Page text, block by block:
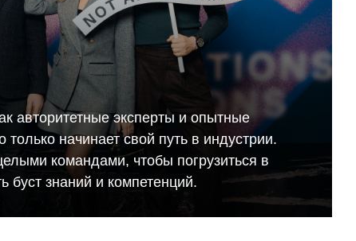
авторитетные эксперты и опытные
только начинает свой путь в индустрии.
командами, чтобы погрузиться в
буст знаний и компетенций.